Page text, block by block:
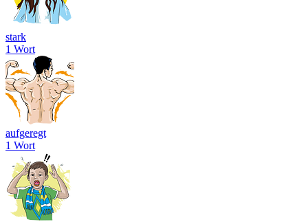
stark
1 Wort
aufgeregt
1 Wort